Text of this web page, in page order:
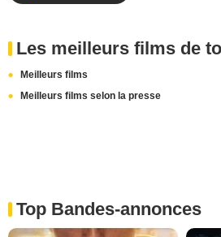
Les meilleurs films de
Meilleurs films
Meilleurs films selon la presse
Top Bandes-annonces